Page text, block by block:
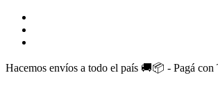
Skip
main
Hacemos envíos a todo el país 🚚📦 - Pagá